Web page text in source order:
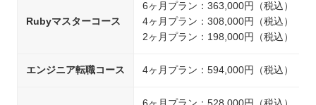
Rubyマスターコース
6ヶ月プラン：363,000円（税込）
4ヶ月プラン：308,000円（税込）
2ヶ月プラン：198,000円（税込）
エンジニア転職コース 4ヶ月プラン：594,000円（税込）